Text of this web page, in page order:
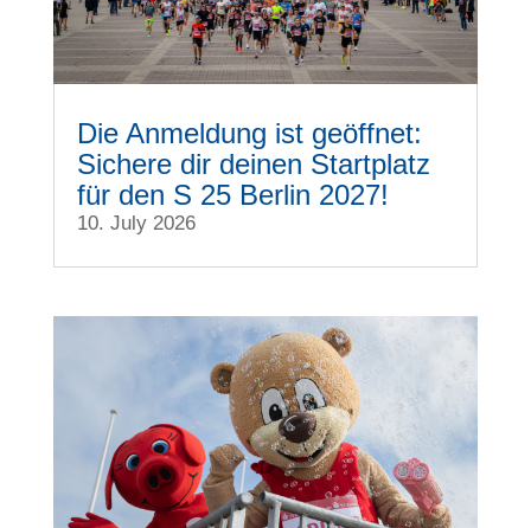
Die Anmeldung ist geöffnet:
Sichere dir deinen Startplatz
für den S 25 Berlin 2027!
10. July 2026